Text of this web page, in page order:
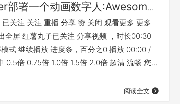
部署一个动画数字人:Awesome
关注 关注 重播 分享 赞 关闭 观看更多 更多
全屏 红薯丸子已关注 分享视频 ，时长00:30
式 继续播放 进度条，百分之0 播放 00:00 /
0.5倍 0.75倍 1.0倍 1.5倍 2.0倍 超清 流畅 您的
看更多 转载 , Na…
阅读全文